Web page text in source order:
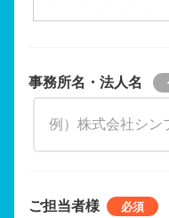
事務所名・法人名
ご担当者様